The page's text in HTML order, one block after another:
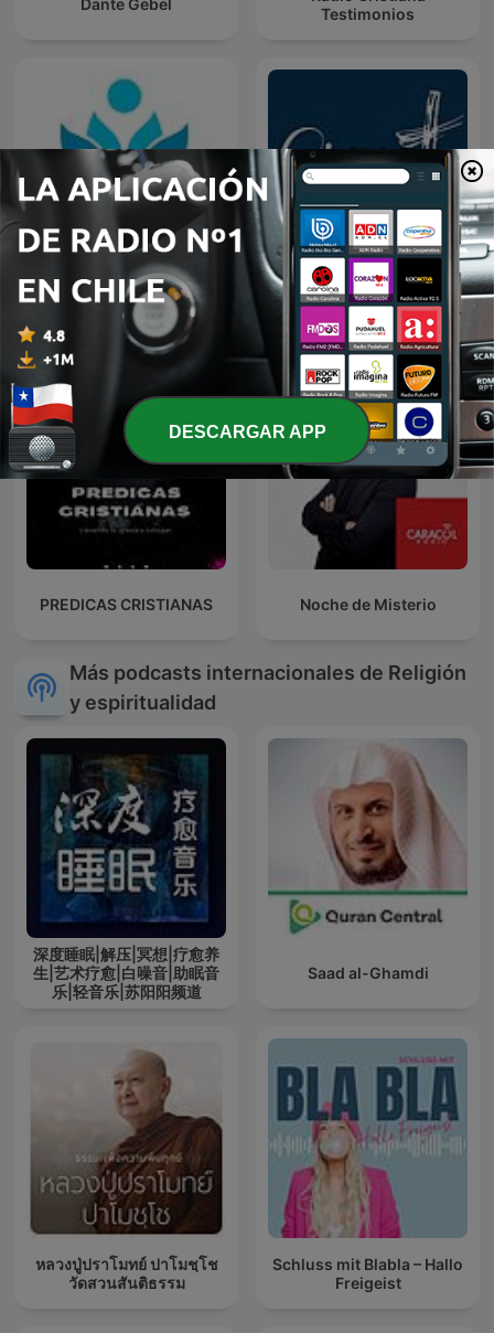
Dante Gebel
Testimonios
Paramita https://gfcabot.com/
PREDICAS CRISTIANAS Noche de Misterio
Más podcasts internacionales de Religión
y espiritualidad
深度睡眠|解压|冥想|疗愈养
生|艺术疗愈|白噪音|助眠音
乐|轻音乐|苏阳阳频道
Saad al-Ghamdi
หลวงปู่ปราโมทย์ ปาโมชฺโช
วัดสวนสันติธรรม
Schluss mit Blabla – Hallo
Freigeist
DESCARGAR APP